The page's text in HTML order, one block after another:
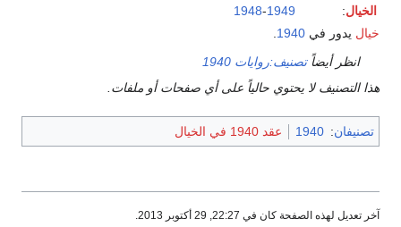
الخيال:
1948-1949
خيال يدور في 1940
انظر أيضاًتصنيف:روايات 1940
هذا التصنيف لا يحتوي حالياً على أي صفحات أو ملفات.
تصنيفان:
1940 عقد 1940 في الخيال
آخر تعديل لهذه الصفحة كان في 22:27, 29 أكتوبر 2013.